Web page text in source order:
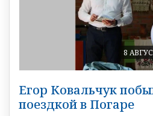
8
Егор Ковальчук
поездкой в Погаре